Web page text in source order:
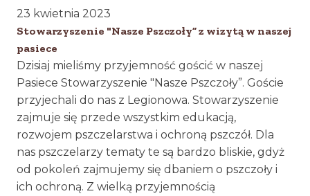
23 kwietnia 2023
Stowarzyszenie "Nasze Pszczoły” z wizytą w naszej
pasiece
Dzisiaj mieliśmy przyjemność gościć w naszej
Pasiece Stowarzyszenie "Nasze Pszczoły”. Goście
przyjechali do nas z Legionowa. Stowarzyszenie
zajmuje się przede wszystkim edukacją,
rozwojem pszczelarstwa i ochroną pszczół. Dla
nas pszczelarzy tematy te są bardzo bliskie, gdyż
od pokoleń zajmujemy się dbaniem o pszczoły i
ich ochroną. Z wielką przyjemnością